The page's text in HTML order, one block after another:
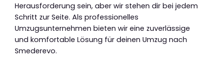
Herausforderung sein, aber wir stehen dir bei jedem
Schritt zur Seite. Als professionelles
Umzugsunternehmen bieten wir eine zuverlässige
und komfortable Lösung für deinen Umzug nach
Smederevo.